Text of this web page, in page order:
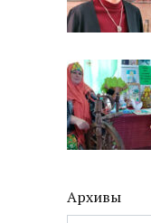
Архивы